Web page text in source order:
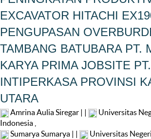
EXCAVATOR HITACHI
PENGUPASAN
TAMBANG BATUBARA PT.
KARYA PRIMA JOBSITE
INTIPERKASA PROVINSI
UTARA
Amrina Aulia Siregar | |
Universitas
Indonesia
Sumarya Sumarya | |
Universitas